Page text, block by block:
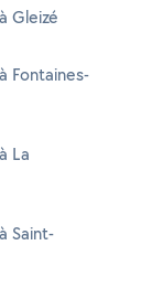
Gleizé
Fontaines-
La
Saint-